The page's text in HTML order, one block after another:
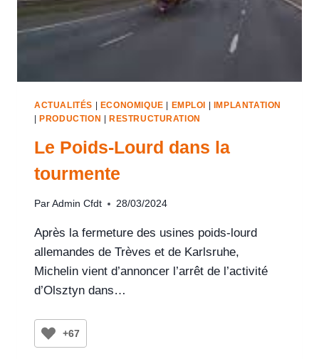
ACTUALITÉS ECONOMIQUE EMPLOI
IMPLANTATION
PRODUCTION RESTRUCTURATION
Le Poids-Lourd dans la
tourmente
Par Admin Cfdt 28/03/2024
Après la fermeture des usines poids-lourd
allemandes de Trèves et de Karlsruhe,
Michelin vient d’annoncer l’arrêt de l’activité
d’Olsztyn dans…
+67